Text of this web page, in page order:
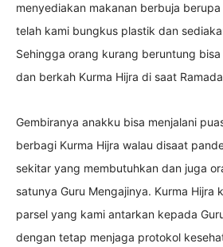
menyediakan makanan berbuja
telah kami bungkus plastik dan
Sehingga orang kurang beruntung
dan berkah Kurma Hijra di saat
Gembiranya anakku bisa menjalani
berbagi Kurma Hijra walau disaat
sekitar yang membutuhkan dan juga
satunya Guru Mengajinya. Kurma Hijra
parsel yang kami antarkan kepada
dengan tetap menjaga protokol